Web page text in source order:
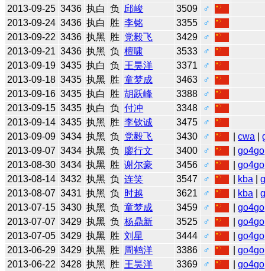
2013-09-25 3436 执白 负 邱峻 3509
♂
2013-09-24 3436 执白 胜 李铭 3355
♂
2013-09-22 3436 执黑 胜 党毅飞 3429
♂
2013-09-21 3436 执黑 负 檀啸 3533
♂
2013-09-19 3435 执白 负 王昊洋 3371
♂
2013-09-18 3435 执黑 胜 童梦成 3463
♂
2013-09-16 3435 执白 胜 胡跃峰 3388
♂
2013-09-15 3435 执白 负 付冲 3348
♂
2013-09-14 3435 执黑 胜 李钦诚 3475
♂
2013-09-09 3434 执黑 负 党毅飞 3430 ♂ |cwa |
2013-09-07 3434 执黑 负 廖行文 3400 ♂ |go4go
2013-08-30 3434 执黑 胜 谢尔豪 3456 ♂ |go4go
2013-08-14 3432 执黑 负 连笑 3547 ♂ kba |
2013-08-07 3431 执黑 负 时越 3621 ♂ kba |
2013-07-15 3430 执黑 负 童梦成 3459 ♂ |go4go
2013-07-07 3429 执黑 负 杨鼎新 3525 ♂ |go4go
2013-07-05 3429 执黑 胜 刘星 3444 ♂ |go4go
2013-06-29 3429 执黑 胜 周鹤洋 3386 ♂ |go4go
2013-06-22 3428 执黑 胜 王昊洋 3369 ♂ |go4go